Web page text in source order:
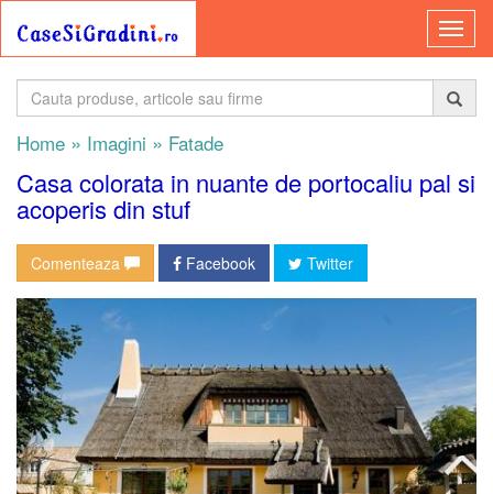
Home » Imagini » Fatade
Casa colorata in nuante de portocaliu pal si
acoperis din stuf
Comenteaza Facebook Twitter